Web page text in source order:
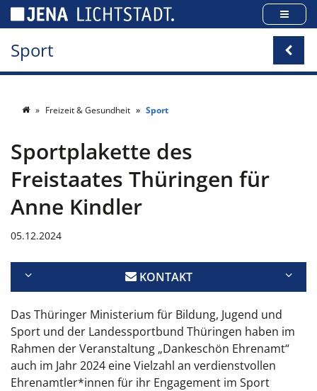
Sport
Freizeit & Gesundheit Sport
Sportplakette des
Freistaates Thüringen für
Anne Kindler
05.12.2024
KONTAKT
Das Thüringer Ministerium für Bildung, Jugend und
Sport und der Landessportbund Thüringen haben im
Rahmen der Veranstaltung „Dankeschön Ehrenamt“
auch im Jahr 2024 eine Vielzahl an verdienstvollen
Ehrenamtler*innen für ihr Engagement im Sport
Cookie-Einstellungen